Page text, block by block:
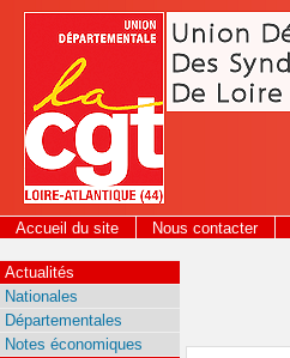
Panneau de gestion des cookies
Accueil du site Nous contacter
2026
Actualités
Nationales
Départementales
Notes économiques